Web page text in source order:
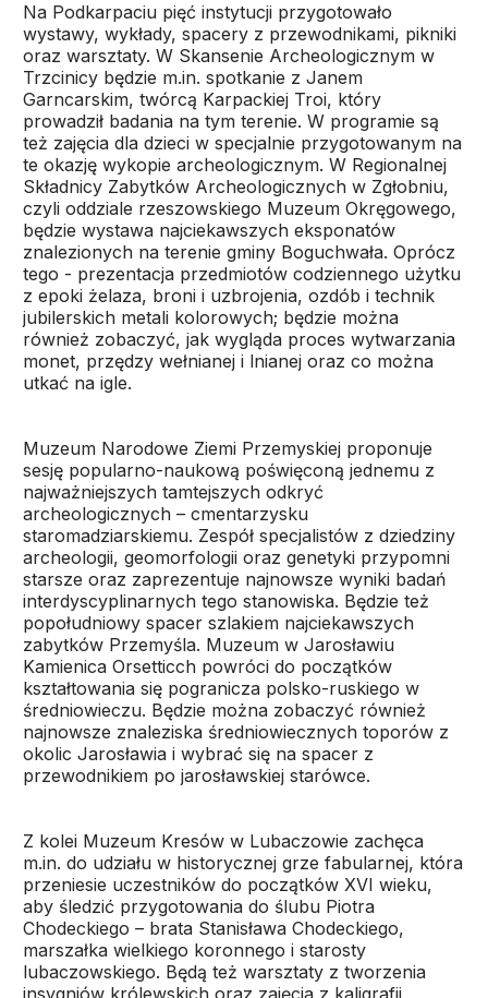
Na Podkarpaciu pięć instytucji przygotowało
wystawy, wykłady, spacery z przewodnikami, pikniki
oraz warsztaty. W Skansenie Archeologicznym w
Trzcinicy będzie m.in. spotkanie z Janem
Garncarskim, twórcą Karpackiej Troi, który
prowadził badania na tym terenie. W programie są
też zajęcia dla dzieci w specjalnie przygotowanym na
te okazję wykopie archeologicznym. W Regionalnej
Składnicy Zabytków Archeologicznych w Zgłobniu,
czyli oddziale rzeszowskiego Muzeum Okręgowego,
będzie wystawa najciekawszych eksponatów
znalezionych na terenie gminy Boguchwała. Oprócz
tego - prezentacja przedmiotów codziennego użytku
z epoki żelaza, broni i uzbrojenia, ozdób i technik
jubilerskich metali kolorowych; będzie można
również zobaczyć, jak wygląda proces wytwarzania
monet, przędzy wełnianej i lnianej oraz co można
utkać na igle.
Muzeum Narodowe Ziemi Przemyskiej proponuje
sesję popularno-naukową poświęconą jednemu z
najważniejszych tamtejszych odkryć
archeologicznych – cmentarzysku
staromadziarskiemu. Zespół specjalistów z dziedziny
archeologii, geomorfologii oraz genetyki przypomni
starsze oraz zaprezentuje najnowsze wyniki badań
interdyscyplinarnych tego stanowiska. Będzie też
popołudniowy spacer szlakiem najciekawszych
zabytków Przemyśla. Muzeum w Jarosławiu
Kamienica Orsetticch powróci do początków
kształtowania się pogranicza polsko-ruskiego w
średniowieczu. Będzie można zobaczyć również
najnowsze znaleziska średniowiecznych toporów z
okolic Jarosławia i wybrać się na spacer z
przewodnikiem po jarosławskiej starówce.
Z kolei Muzeum Kresów w Lubaczowie zachęca
m.in. do udziału w historycznej grze fabularnej, która
przeniesie uczestników do początków XVI wieku,
aby śledzić przygotowania do ślubu Piotra
Chodeckiego – brata Stanisława Chodeckiego,
marszałka wielkiego koronnego i starosty
lubaczowskiego. Będą też warsztaty z tworzenia